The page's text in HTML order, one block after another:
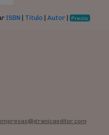
ISBN Título Autor| Precio